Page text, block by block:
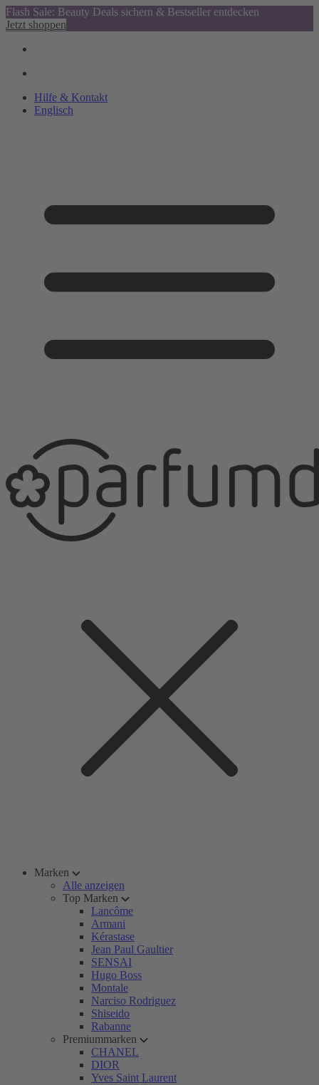
Flash Sale: Beauty Deals sichern & Bestseller entdecken
Jetzt shoppen
Hilfe & Kontakt
Englisch
Marken
Alle anzeigen
Top Marken
Lancôme
Armani
Kérastase
Jean Paul Gaultier
SENSAI
Hugo Boss
Montale
Narciso Rodriguez
Shiseido
Rabanne
Premiummarken
CHANEL
DIOR
Yves Saint Laurent